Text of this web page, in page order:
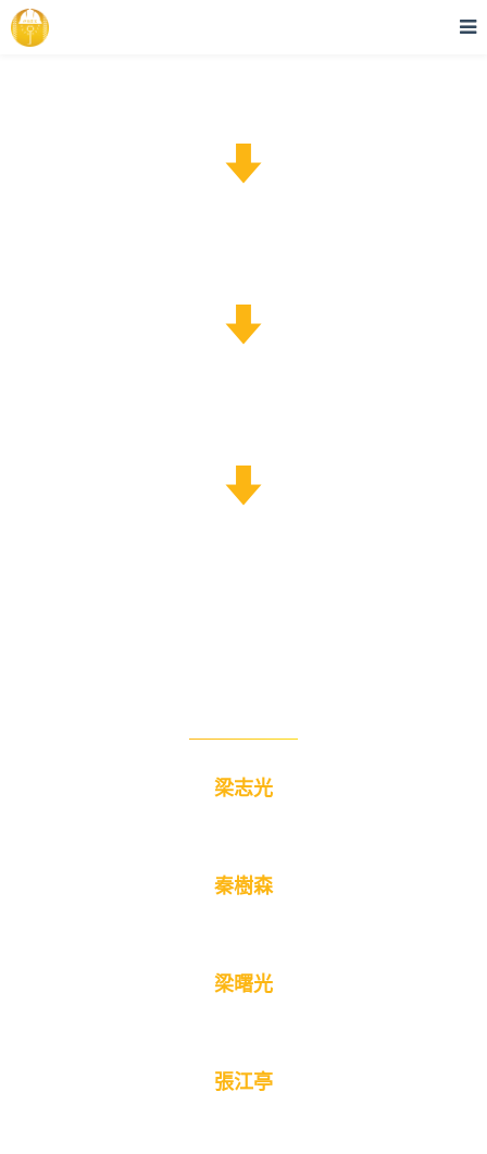
梁志光
秦樹森
梁曙光
張江亭